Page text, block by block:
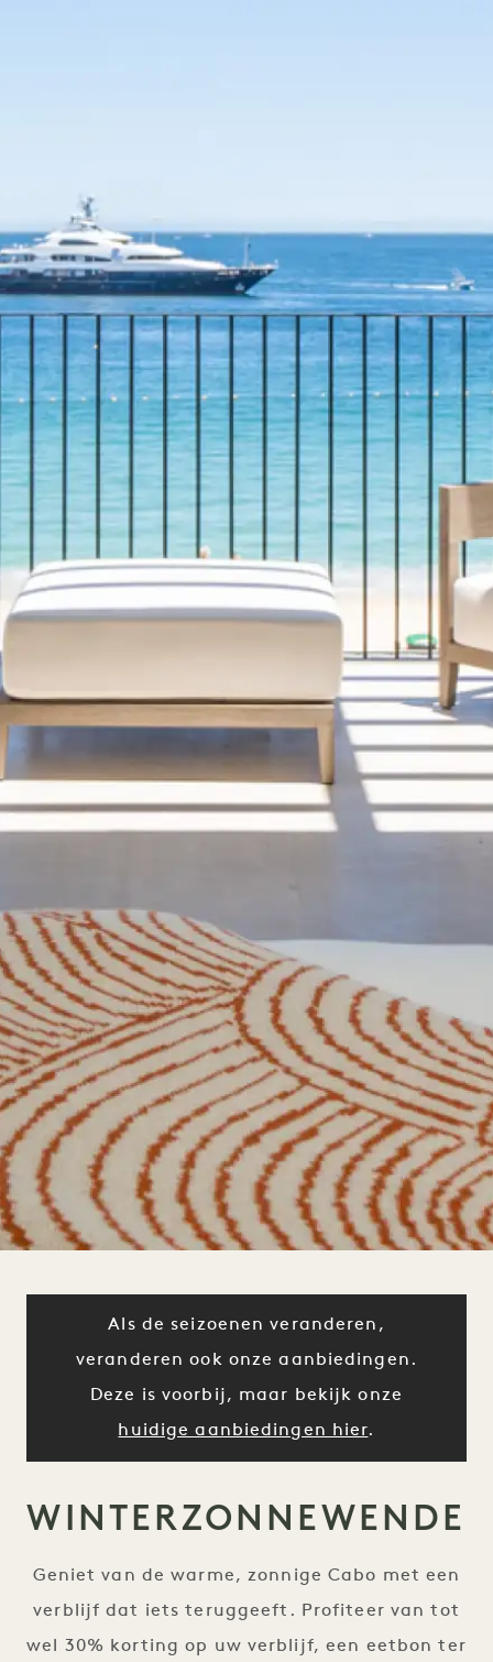
Als de seizoenen veranderen,
veranderen ook onze aanbiedingen.
Deze is voorbij, maar bekijk onze
huidige aanbiedingen hier.
WINTERZONNEWENDE
Geniet van de warme, zonnige Cabo met een
verblijf dat iets teruggeeft. Profiteer van tot
wel 30% korting op uw verblijf, een eetbon ter